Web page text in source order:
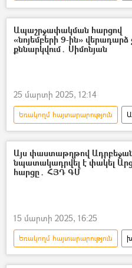
ծեծ
դատ
Ապաշրջափակման հարցով
«նոյեմբերի 9-ին» վերադարձ
քննարկվում․ Սիմոնյան
25 մարտի 2025, 12:14
Եռակողմ հայտարարություն
ապաշրջափակում
Այս փաստաթղթով
նպատակադրվել է փակել
հարցը․ ՀՅԴ ԳՄ
15 մարտի 2025, 16:25
Եռակողմ հայտարարություն
Խաղաղության պայմանագիր